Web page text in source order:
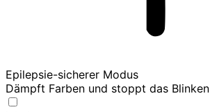
Epilepsie-sicherer Modus
Dämpft Farben und stoppt das Blinken